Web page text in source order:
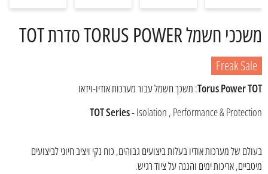
משככי חשמל TORUS POWER סדרת TOT
Freak Sale
Torus Power TOT: משכך חשמל עבור מערכות אודיו-וידאו
TOT Series- Isolation , Performance & Protection
בעולם של מערכות אודיו בעלות ביצועים גבוהים, כוח נקי ויציב חיוני לביצועים
מיטביים, אריכות ימים והגנה על ציוד רגיש.